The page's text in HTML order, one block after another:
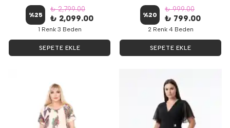
%25
₺ 2,799.00
₺ 2,099.00
1 Renk 3 Beden
SEPETE EKLE
%20
₺ 999.00
₺ 799.00
2 Renk 4 Beden
SEPETE EKLE